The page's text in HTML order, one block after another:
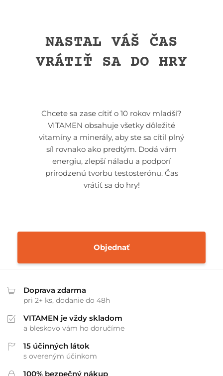
NASTAL VÁŠ ČAS
VRÁTIŤ SA DO HRY
Chcete sa zase cítiť o 10 rokov mladší?
VITAMEN obsahuje všetky dôležité
vitamíny a minerály, aby ste sa cítil plný
síl rovnako ako predtým. Dodá vám
energiu, zlepší náladu a podporí
prirodzenú tvorbu testosterónu. Čas
vrátiť sa do hry!
Objednať
Doprava zdarma
pri 2+ ks, dodanie do 48h
VITAMEN je vždy skladom
a bleskovo vám ho doručíme
15 účinných látok
s overeným účinkom
100% bezpečný nákup